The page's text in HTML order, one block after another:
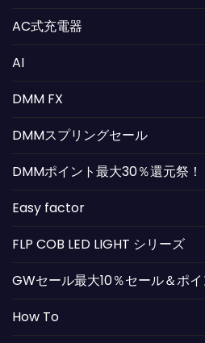
AC式充電器
AI
DMM FX
DMMスプリングセール
DMMポイント最大30％還元祭！
Easy factor
FLP COB LED LIGHT シリーズ
GWセール最大10％セール＆ポイ
How To